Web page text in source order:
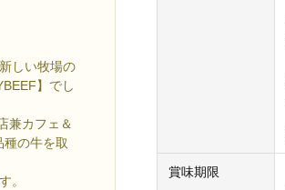
しい牧場の
】でし
兼カフェ＆
の牛を取
。
賞味期限